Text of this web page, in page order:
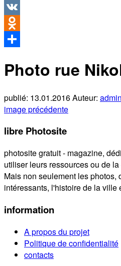
Twitter
VK
Odnoklassniki
Photo rue
publié: 13.01.2016Auteur: admin
image précédente
libre Photosite
photosite gratuit - magazine,
utiliser leurs ressources ou de
Mais non seulement les
intéressants, l'histoire de la ville
information
A propos du projet
Politique de confidentialité
contacts